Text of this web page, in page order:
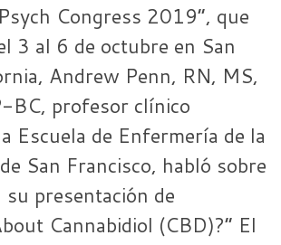
Congress 2019”, que
3 al 6 de octubre en San
Andrew Penn, RN, MS,
BC, profesor clínico
Escuela de Enfermería de la
San Francisco, habló sobre
su presentación de
Cannabidiol (CBD)?” El